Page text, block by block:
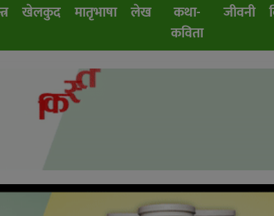
खेलकुद मातृभाषा लेख
कथा-
कविता
जीवनी